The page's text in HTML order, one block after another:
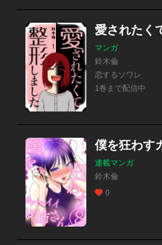
マンガ
鈴木倫
恋するソワレ
1巻まで配信中
僕を狂わす
連載マンガ
鈴木倫
0